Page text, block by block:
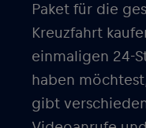
Paket für die
Kreuzfahrt
einmaligen 24-
haben
gibt